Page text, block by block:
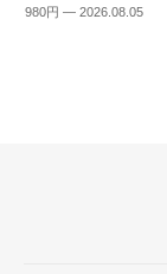
980円 — 2026.08.05